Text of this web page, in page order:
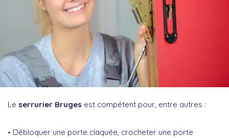
Le serrurier Bruges est compétent pour, entre autres :
Débloquer une porte claquée, crocheter une porte